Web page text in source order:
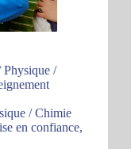
Physique /
/ Chimie
en confiance,